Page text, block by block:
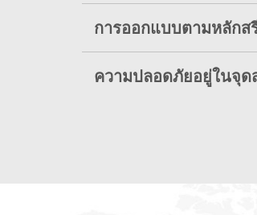
การออกแบบตามหลักส
ความปลอดภัยอยู่ในจุด